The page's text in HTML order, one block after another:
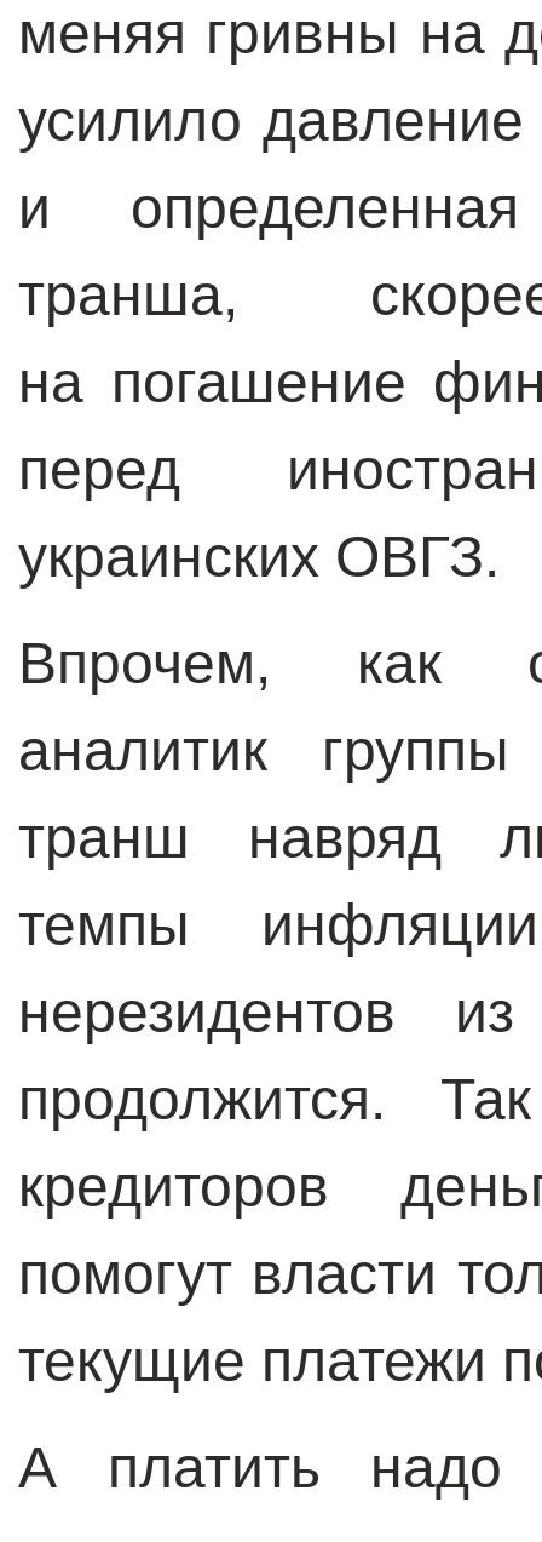
меняя гривны на
усилило
и
транша,
на погашение
перед
украинских ОВГЗ.
Впрочем, как
аналитик
транш навряд
темпы
нерезидентов
продолжится.
кредиторов
помогут власти
текущие платежи
А платить надо